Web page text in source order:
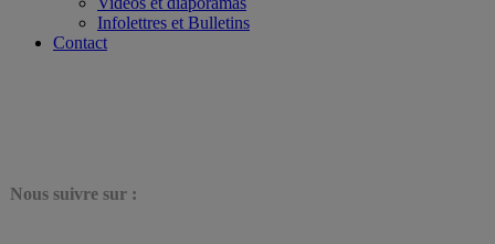
Infolettres et Bulletins
Contact
Nous suivre sur :